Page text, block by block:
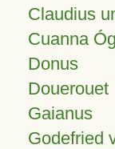
Claudius
Cuanna
Donus
Douerouet
Gaianus
Godefried